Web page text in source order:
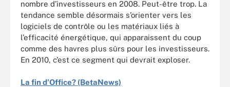
nombre d’investisseurs en 2008. Peut-être trop. La
tendance semble désormais s’orienter vers les
logiciels de contrôle ou les matériaux liés à
l’efficacité énergétique, qui apparaissent du coup
comme des havres plus sûrs pour les investisseurs.
En 2010, c’est ce segment qui devrait exploser.
La fin d’Office? (BetaNews)